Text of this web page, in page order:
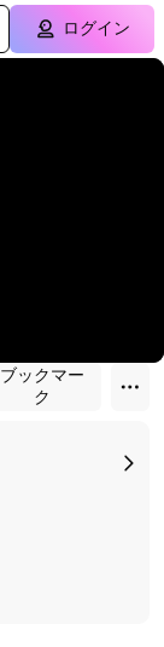
ログイン
ブックマー
ク